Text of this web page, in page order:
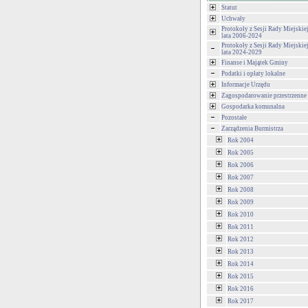
Statut
Uchwały
Protokoły z Sesji Rady
lata 2006-2024
Protokoły z Sesji Rady
lata 2024-2029
Finanse i Majątek Gminy
Podatki i opłaty lokalne
Informacje Urzędu
Zagospodarowanie przestrzenne
Gospodarka komunalna
Pozostałe
Zarządzenia Burmistrza
Rok 2004
Rok 2005
Rok 2006
Rok 2007
Rok 2008
Rok 2009
Rok 2010
Rok 2011
Rok 2012
Rok 2013
Rok 2014
Rok 2015
Rok 2016
Rok 2017